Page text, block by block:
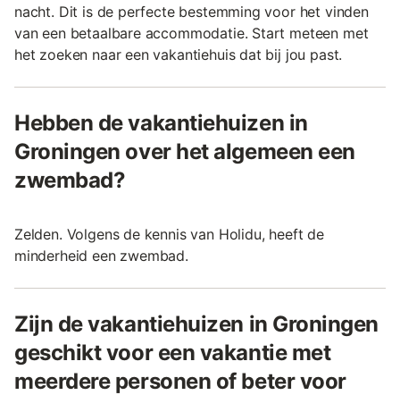
nacht. Dit is de perfecte bestemming voor het vinden
van een betaalbare accommodatie. Start meteen met
het zoeken naar een vakantiehuis dat bij jou past.
Hebben de vakantiehuizen in
Groningen over het algemeen een
zwembad?
Zelden. Volgens de kennis van Holidu, heeft de
minderheid een zwembad.
Zijn de vakantiehuizen in Groningen
geschikt voor een vakantie met
meerdere personen of beter voor